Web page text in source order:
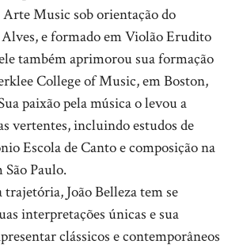
Music sob orientação do
e formado em Violão Erudito
também aprimorou sua formação
College of Music, em Boston,
paixão pela música o levou a
vertentes, incluindo estudos de
Escola de Canto e composição na
Paulo.
trajetória, João Belleza tem se
interpretações únicas e sua
clássicos e contemporâneos